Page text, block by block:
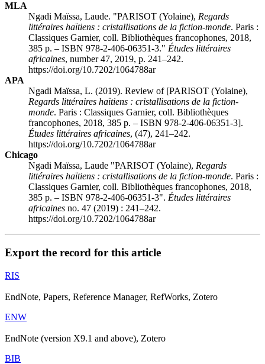
MLA
Ngadi Maïssa, Laude. "PARISOT (Yolaine), Regards
littéraires haïtiens : cristallisations de la fiction-monde. Paris :
Classiques Garnier, coll. Bibliothèques francophones, 2018,
385 p. – ISBN 978-2-406-06351-3." Études littéraires
africaines, number 47, 2019, p. 241–242.
https://doi.org/10.7202/1064788ar
APA
Ngadi Maïssa, L. (2019). Review of [PARISOT (Yolaine),
Regards littéraires haïtiens : cristallisations de la fiction-
monde. Paris : Classiques Garnier, coll. Bibliothèques
francophones, 2018, 385 p. – ISBN 978-2-406-06351-3].
Études littéraires africaines, (47), 241–242.
https://doi.org/10.7202/1064788ar
Chicago
Ngadi Maïssa, Laude "PARISOT (Yolaine), Regards
littéraires haïtiens : cristallisations de la fiction-monde. Paris :
Classiques Garnier, coll. Bibliothèques francophones, 2018,
385 p. – ISBN 978-2-406-06351-3". Études littéraires
africaines no. 47 (2019) : 241–242.
https://doi.org/10.7202/1064788ar
Export the record for this article
RIS
EndNote, Papers, Reference Manager, RefWorks, Zotero
ENW
EndNote (version X9.1 and above), Zotero
BIB